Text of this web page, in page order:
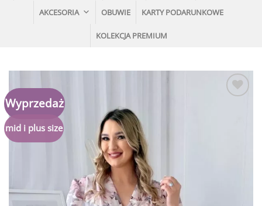
AKCESORIA OBUWIE KARTY PODARUNKOWE
KOLEKCJA PREMIUM
Wyprzedaż
mid i plus size